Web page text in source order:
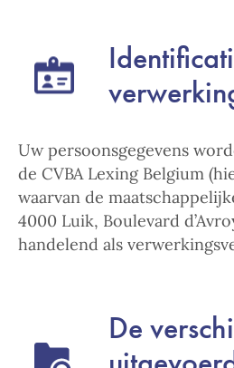
Uw persoonsgegevens
de CVBA Lexing Belgium
waarvan de
4000 Luik, Boulevard
handelend als
De